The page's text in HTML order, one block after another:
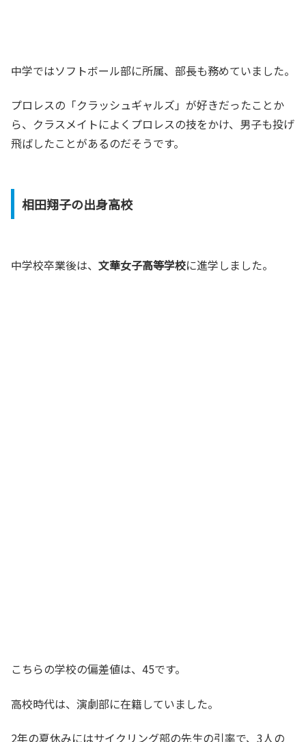
中学ではソフトボール部に所属、部長も務めていました。
プロレスの「クラッシュギャルズ」が好きだったことか
ら、クラスメイトによくプロレスの技をかけ、男子も投げ
飛ばしたことがあるのだそうです。
相田翔子の出身高校
中学校卒業後は、 文華女子高等学校に進学しました。
こちらの学校の偏差値は、45です。
高校時代は、演劇部に在籍していました。
2年の夏休みにはサイクリング部の先生の引率で、3人の